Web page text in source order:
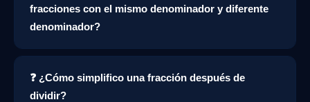
fracciones con el mismo denominador y diferente
denominador?
❓ ¿Cómo simplifico una fracción después de
dividir?